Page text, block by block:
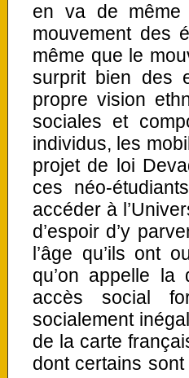
en va de même
mouvement des
même que le
surprit bien des
propre vision
sociales et
individus, les
projet de loi
ces néo-
accéder à
d’espoir d’y
l’âge qu’ils ont
qu’on appelle la
accès social
socialement
de la carte
dont certains